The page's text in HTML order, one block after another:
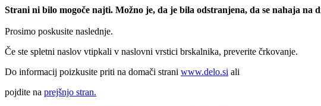
Strani ni bilo mogoče najti. Možno je, da je bila odstranjena, da se nahaja na
Prosimo poskusite naslednje.
Če ste spletni naslov vtipkali v naslovni vrstici brskalnika, preverite črkovanje.
Do informacij poizkusite priti na domači strani www.delo.si ali
pojdite na prejšnjo stran.